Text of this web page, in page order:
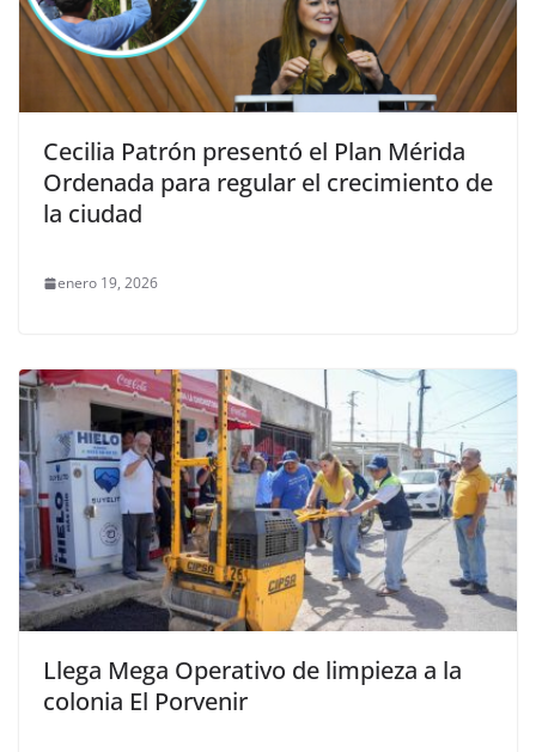
Cecilia Patrón presentó el Plan Mérida
Ordenada para regular el crecimiento de
la ciudad
enero 19, 2026
Llega Mega Operativo de limpieza a la
colonia El Porvenir